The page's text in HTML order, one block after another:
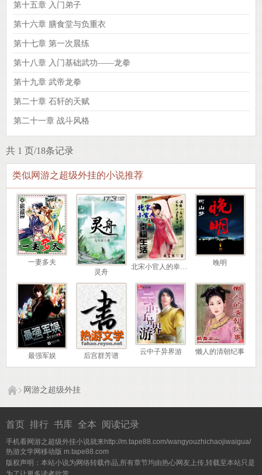
第十五章 入门弟子
第十六章 膳食堂与负重衣
第十七章 第一次晨练
第十八章 入门基础武功——龙拳
第十九章 武帝龙拳
第二十章 石轩的天赋
第二十一章 战斗风格
共 1 页/18条记录
类似网游之超级外挂的小说推荐
一妻多夫
灵舟
北宋小官人的幸福生活 晚明
最强军娱 后宫群芳谱 云中子异界游 懒人的清朝纪事
网游之超级外挂
首页 排行 书库 全本 阅读记录
手机看网游之超级外挂小说就来http://m.tape88.com/wangyouzhichaojiwaigua/
热游文学网移动版 m.tape88.com
版权声明：本站小说为网络转载作品,所有章节均由热心网友上传,转载至本站只是